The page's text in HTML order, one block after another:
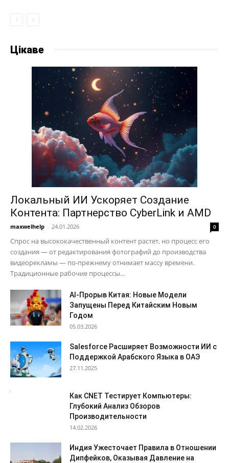
Цікаве
Локальный ИИ Ускоряет Создание
Контента: Партнерство CyberLink и AMD
maxwelhelp - 24.01.2026 0
Спрос на высококачественный контент растет, но процесс его
создания — от редактирования фотографий до производства
видеорекламы — по-прежнему отнимает массу времени.
Традиционные рабочие процессы...
AI-Прорыв Китая: Новые Модели
Запущены Перед Китайским Новым
Годом
05.03.2026
Salesforce Расширяет Возможности ИИ с
Поддержкой Арабского Языка в ОАЭ
27.11.2025
Как CNET Тестирует Компьютеры:
Глубокий Анализ Обзоров
Производительности
14.02.2026
Индия Ужесточает Правила в Отношении
Дипфейков, Оказывая Давление на